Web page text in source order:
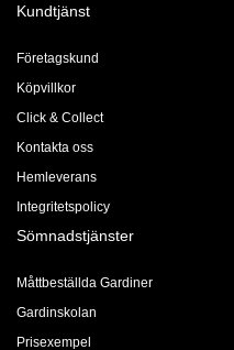
Kundtjänst
Företagskund
Köpvillkor
Click & Collect
Kontakta oss
Hemleverans
Integritetspolicy
Sömnadstjänster
Måttbeställda Gardiner
Gardinskolan
Prisexempel